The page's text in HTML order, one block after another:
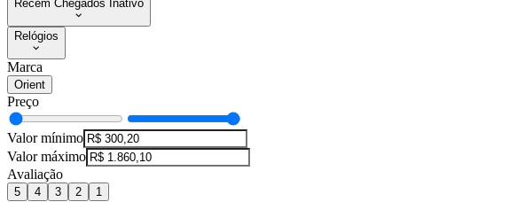
Recém Chegados Inativo
Relógios
Marca
Orient
Preço
Valor mínimo
Valor máximo
Avaliação
5 4 3 2 1